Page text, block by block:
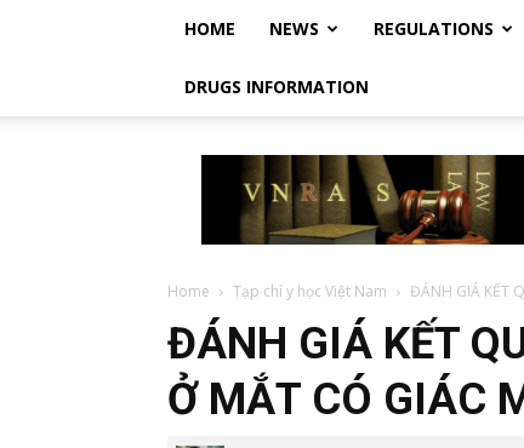
HOME NEWS REGULATIONS
DRUGS INFORMATION
Vietnam
Regulatory
Affairs
Society
Luật
Việt
Nam
Home Tạp chí y học Việt Nam ĐÁNH GIÁ KẾT
ĐÁNH GIÁ KẾT
Ở MẮT CÓ GIÁC